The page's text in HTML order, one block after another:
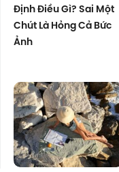
Định Điều Gì? Sai Một
Chút Là Hỏng Cả Bức
Ảnh